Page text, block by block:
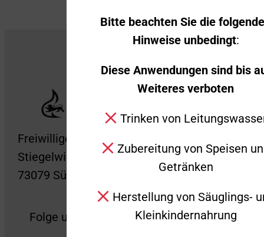
Freiwillige Feuerwehr Süßen
Stiegelwiesenstraße 2
73079 Süßen
Folge uns auch gerne auf Social Media!
Bitte beachten Sie die
Hinweise unbedingt:
Diese Anwendungen sind bis
Weiteres verboten
Trinken von
Zubereitung von Speisen
Getränken
Herstellung von Säuglings-
Kleinkindernahrung